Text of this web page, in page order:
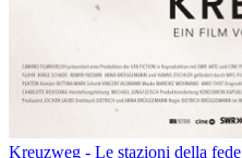
Kreuzweg - Le stazioni della fede